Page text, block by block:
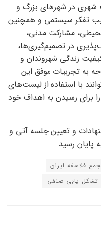
شهری در شهرهای بزرگ و
تفکر سیستمی و همچنین
محیطی، مشارکت مدنی،
در تصمیم‌گیری‌ها،
زندگی شهروندان و
به تجربیات موفق این
با استفاده از لیست‌های
برای رسیدن به اهداف خود
و تعیین جلسه آتی و
فلاسفه ایران
یابی صنفی